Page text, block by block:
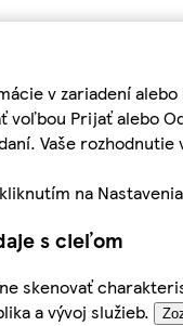
v zariadení
voľbou Prijať alebo
Vaše
na
s cieľom
skenovať
a vývoj služieb.